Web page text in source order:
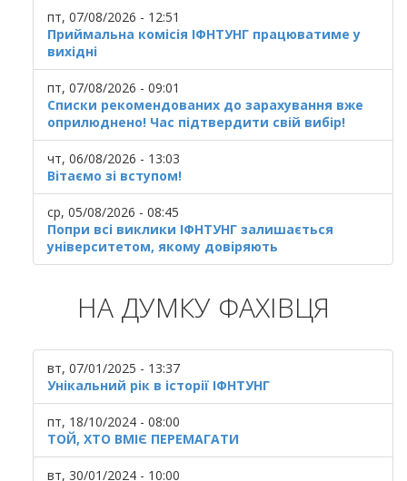
пт, 07/08/2026 - 12:51
Приймальна комісія ІФНТУНГ працюватиме у
вихідні
пт, 07/08/2026 - 09:01
Списки рекомендованих до зарахування вже
оприлюднено! Час підтвердити свій вибір!
чт, 06/08/2026 - 13:03
Вітаємо зі вступом!
ср, 05/08/2026 - 08:45
Попри всі виклики ІФНТУНГ залишається
університетом, якому довіряють
НА ДУМКУ ФАХІВЦЯ
вт, 07/01/2025 - 13:37
Унікальний рік в історії ІФНТУНГ
пт, 18/10/2024 - 08:00
ТОЙ, ХТО ВМІЄ ПЕРЕМАГАТИ
вт, 30/01/2024 - 10:00